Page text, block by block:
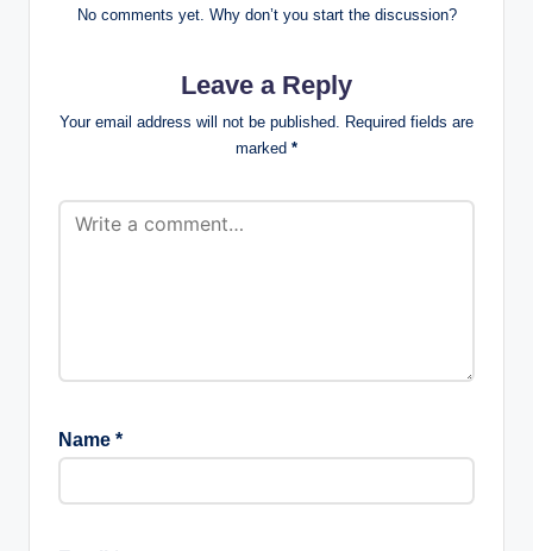
No comments yet. Why don’t you start the discussion?
Leave a Reply
Your email address will not be published. Required fields are
marked *
Name *